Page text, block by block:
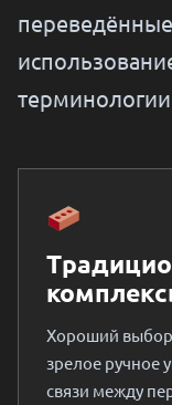
Хороший
зрелое ручное
связи между